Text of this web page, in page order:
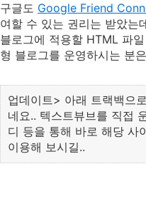
구글도 Google Friend
여할 수 있는 권리는 받았는
블로그에 적용할 HTML 파
형 블로그를 운영하시는 분
업데이트> 아래 트랙백으
네요.. 텍스트뷰브를 직접
디 등을 통해 바로 해당 사
이용해 보시길..